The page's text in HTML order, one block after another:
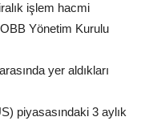
işlem hacmi
Yönetim Kurulu
yer aldıkları
piyasasındaki 3 aylık